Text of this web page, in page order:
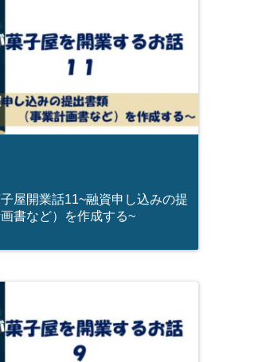
子屋開業話11~融資申し込みの提
書など）を作成する~